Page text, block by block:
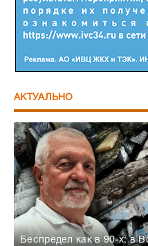
АКТУАЛЬНО
Беспредел как в 90-х: в